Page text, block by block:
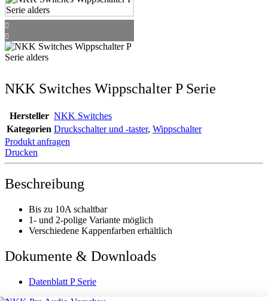
NKK Switches Wippschalter P Serie
Hersteller NKK Switches
Kategorien Druckschalter und -taster, Wippschalter
Produkt anfragen
Drucken
Beschreibung
Bis zu 10A schaltbar
1- und 2-polige Variante möglich
Verschiedene Kappenfarben erhältlich
Dokumente & Downloads
Datenblatt P Serie